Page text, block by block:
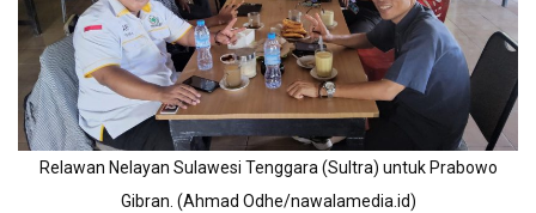
Relawan Nelayan Sulawesi Tenggara (Sultra) untuk Prabowo
Gibran. (Ahmad Odhe/nawalamedia.id)